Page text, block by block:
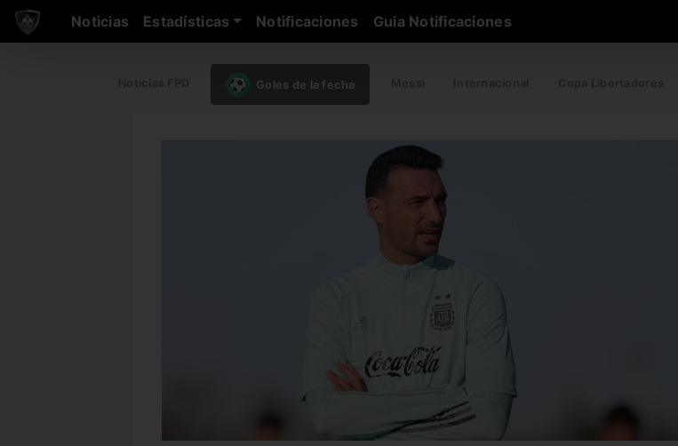
Noticias Estadísticas Notificaciones Guia Notificaciones
Goles de la fecha